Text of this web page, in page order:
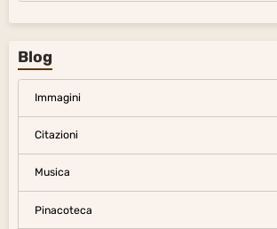
Blog
Immagini
Citazioni
Musica
Pinacoteca